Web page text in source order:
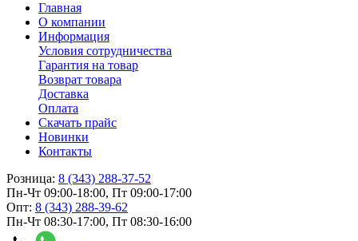
Главная
О компании
Информация
Условия сотрудничества
Гарантия на товар
Возврат товара
Доставка
Оплата
Скачать прайс
Новинки
Контакты
Розница: 8 (343) 288-37-52
Пн-Чт 09:00-18:00, Пт 09:00-17:00
Опт: 8 (343) 288-39-62
Пн-Чт 08:30-17:00, Пт 08:30-16:00